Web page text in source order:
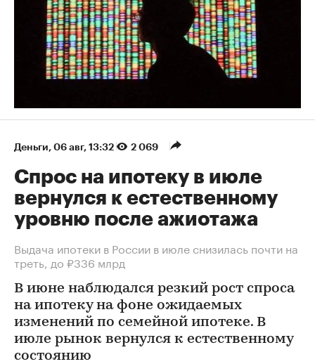
Деньги 06 авг, 13:32 2 069
Спрос на ипотеку в июле
вернулся к естественному
уровню после ажиотажа
Выдача ипотеки в России в июле снизилась почти на
треть, до ₽336 млрд
В июне наблюдался резкий рост спроса
на ипотеку на фоне ожидаемых
изменений по семейной ипотеке. В
июле рынок вернулся к естественному
состоянию